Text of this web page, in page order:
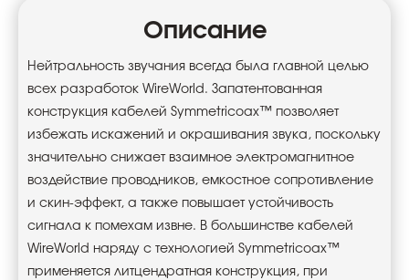
Описание
Нейтральность звучания всегда была главной целью
всех разработок WireWorld. Запатентованная
конструкция кабелей Symmetricoax™ позволяет
избежать искажений и окрашивания звука, поскольку
значительно снижает взаимное электромагнитное
воздействие проводников, емкостное сопротивление
и скин-эффект, а также повышает устойчивость
сигнала к помехам извне. В большинстве кабелей
WireWorld наряду с технологией Symmetricoax™
применяется литцендратная конструкция, при